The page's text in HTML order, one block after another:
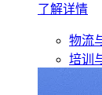
了解详情
物流
培训